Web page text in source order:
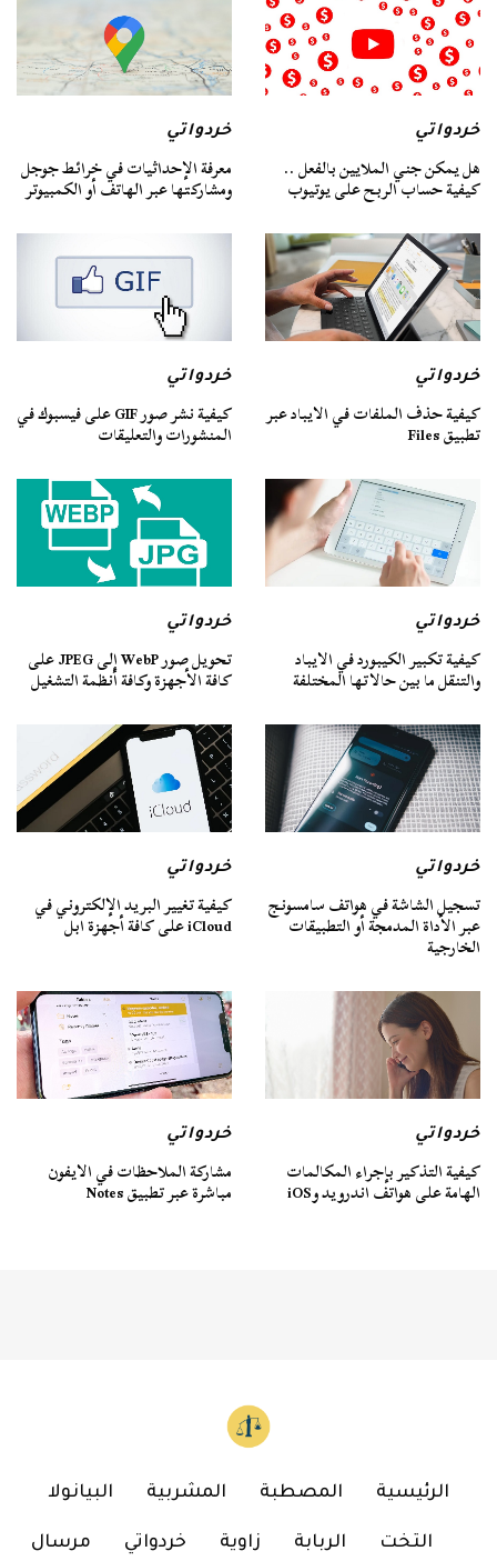
خردواتي
هل يمكن جني الملايين بالفعل ..
كيفية حساب الربح على يوتيوب
خردواتي
معرفة الإحداثيات في خرائط جوجل
ومشاركتها عبر الهاتف أو الكمبيوتر
خردواتي
كيفية حذف الملفات في الايباد عبر
تطبيق Files
خردواتي
كيفية نشر صور GIF على فيسبوك في
المنشورات والتعليقات
خردواتي
كيفية تكبير الكيبورد في الايباد
والتنقل ما بين حالاتها المختلفة
خردواتي
تحويل صور WebP إلى JPEG على
كافة الأجهزة وكافة أنظمة التشغيل
خردواتي
تسجيل الشاشة في هواتف سامسونج
عبر الأداة المدمجة أو التطبيقات
الخارجية
خردواتي
كيفية تغيير البريد الإلكتروني في
iCloud على كافة أجهزة ابل
خردواتي
كيفية التذكير بإجراء المكالمات
الهامة على هواتف اندرويد وiOS
خردواتي
مشاركة الملاحظات في الايفون
مباشرة عبر تطبيق Notes
الرئيسية المصطبة المشربية البيانولا
التخت الربابة زاوية خردواتي مرسال